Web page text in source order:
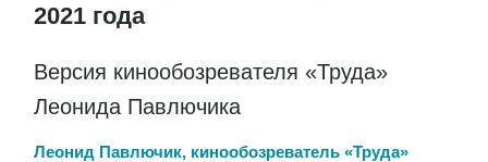
2021 года
Версия кинообозревателя «Труда»
Леонида Павлючика
Леонид Павлючик, кинообозреватель «Труда»